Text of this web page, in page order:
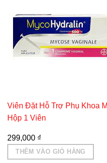
Viên Đặt Hỗ Trợ Phụ Khoa
Hộp 1 Viên
299,000 ₫
THÊM VÀO GIỎ HÀNG